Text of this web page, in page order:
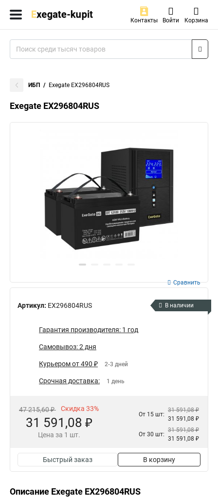
Контакты Войти Корзина
ИБП Exegate EX296804RUS
Exegate EX296804RUS
Артикул: EX296804RUS
Сравнить
В наличии
Гарантия производителя: 1 год
Самовывоз: 2 дня
Курьером от 490 ₽ 2-3 дней
Срочная доставка: 1 день
47 215,60 ₽ Скидка 33%
31 591,08 ₽
Цена за 1 шт.
От 15 шт:
31 591,08 ₽
31 591,08 ₽
От 30 шт:
31 591,08 ₽
31 591,08 ₽
Быстрый заказ В корзину
Описание Exegate EX296804RUS